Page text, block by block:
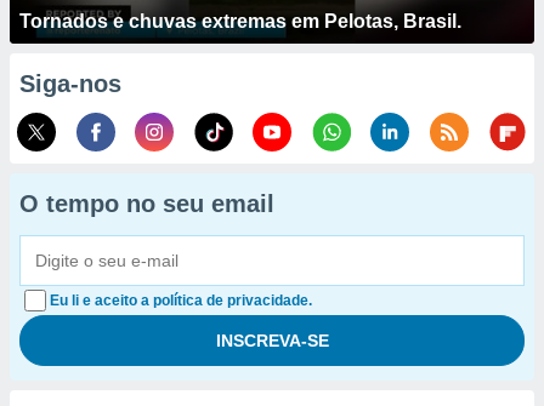
Tornados e chuvas extremas em Pelotas, Brasil.
Siga-nos
O tempo no seu email
Eu li e aceito a política de privacidade.